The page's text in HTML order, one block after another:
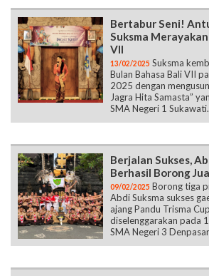
Bertabur Seni!
Suksma
VII
13/02/2025 Suksma
Bulan Bahasa Bali VII
2025 dengan
Jagra Hita Samasta”
SMA Negeri 1 Sukawati.
Berjalan Sukses,
Berhasil Borong
09/02/2025 Borong tiga
Abdi Suksma sukses
ajang Pandu Trisma
diselenggarakan pada
SMA Negeri 3